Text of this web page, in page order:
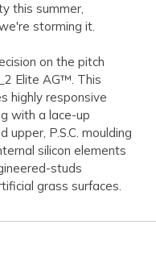
this summer,
storming it.
on the pitch
Elite AG™. This
highly responsive
with a lace-up
P.S.C. moulding
silicon elements
studs
grass surfaces.